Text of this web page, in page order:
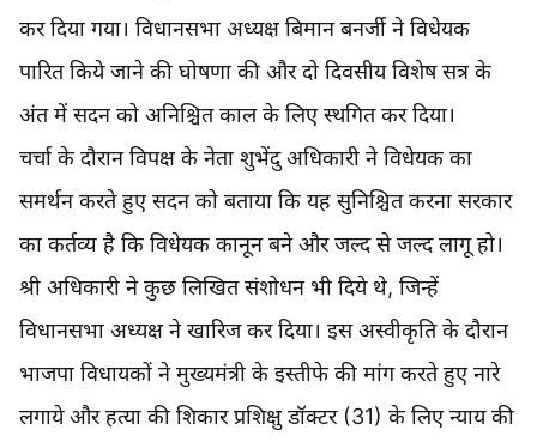
कर दिया गया। विधानसभा अध्यक्ष बिमान बनर्जी ने विधेयक
पारित किये जाने की घोषणा की और दो दिवसीय विशेष सत्र के
अंत में सदन को अनिश्चित काल के लिए स्थगित कर दिया।
चर्चा के दौरान विपक्ष के नेता शुभेंदु अधिकारी ने विधेयक का
समर्थन करते हुए सदन को बताया कि यह सुनिश्चित करना सरकार
का कर्तव्य है कि विधेयक कानून बने और जल्द से जल्द लागू हो।
श्री अधिकारी ने कुछ लिखित संशोधन भी दिये थे, जिन्हें
विधानसभा अध्यक्ष ने खारिज कर दिया। इस अस्वीकृति के दौरान
भाजपा विधायकों ने मुख्यमंत्री के इस्तीफे की मांग करते हुए नारे
लगाये और हत्या की शिकार प्रशिक्षु डॉक्टर (31) के लिए न्याय की